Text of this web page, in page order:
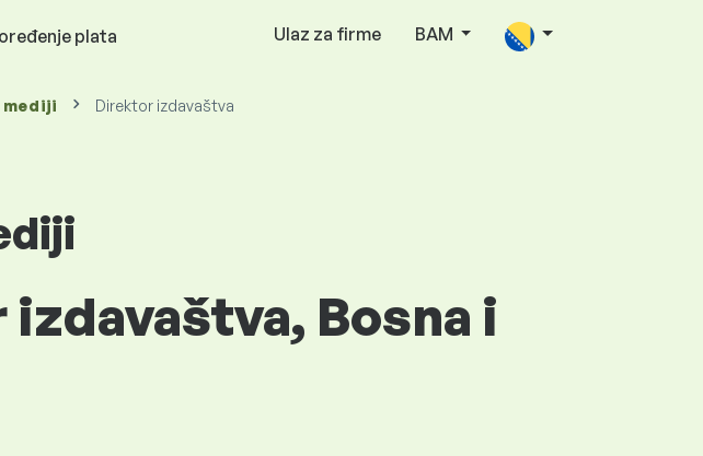
plata Ulaz za firme BAM
Direktor izdavaštva
Bosna i